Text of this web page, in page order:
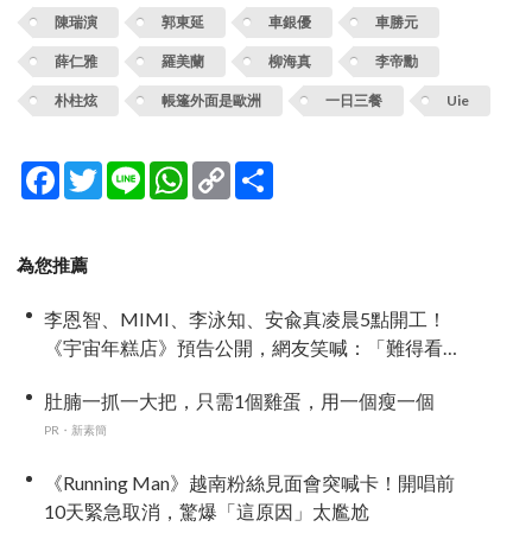
陳瑞演 郭東延 車銀優 車勝元
薛仁雅 羅美蘭 柳海真 李帝勳
朴柱炫 帳篷外面是歐洲 一日三餐 Uie
Facebook
TwitterLine WhatsApp
Copy
Link
為您推薦
李恩智、MIMI、李泳知、安兪真凌晨5點開工！
《宇宙年糕店》預告公開，網友笑喊：「難得看
肚腩一抓一大把，只需1個雞蛋，用一個瘦一個
PR・新素簡
《Running Man》越南粉絲見面會突喊卡！開唱前
10天緊急取消，驚爆「這原因」太尷尬